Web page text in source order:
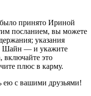
принято Ириной
посланием, вы можете
указания
Шайн — и укажите
это
плюс в карму.
ею с вашими друзьями!